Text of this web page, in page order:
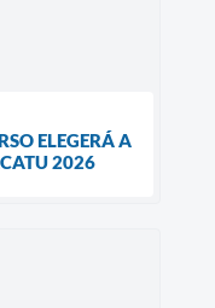
ELEGERÁ A
2026